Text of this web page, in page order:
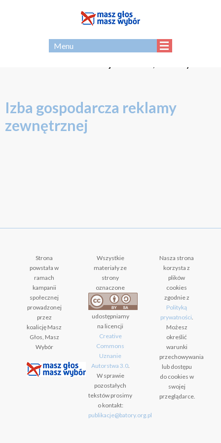
Menu
Izba gospodarcza reklamy
zewnętrznej
Strona
powstała w
ramach
kampanii
społecznej
prowadzonej
przez
koalicję Masz
Głos, Masz
Wybór
Wszystkie
materiały ze
strony
oznaczone
udostępniamy
na licencji
Creative
Commons
Uznanie
Autorstwa 3.0.
W sprawie
pozostałych
tekstów prosimy
o kontakt:
publikacje@batory.org.pl
Nasza strona
korzysta z
plików
cookies
zgodnie z
Polityką
prywatności.
Możesz
określić
warunki
przechowywania
lub dostępu
do cookies w
swojej
przeglądarce.